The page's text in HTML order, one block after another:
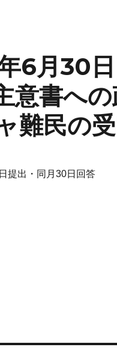
6月30
意書へ
難民の受
提出・同月30日回答